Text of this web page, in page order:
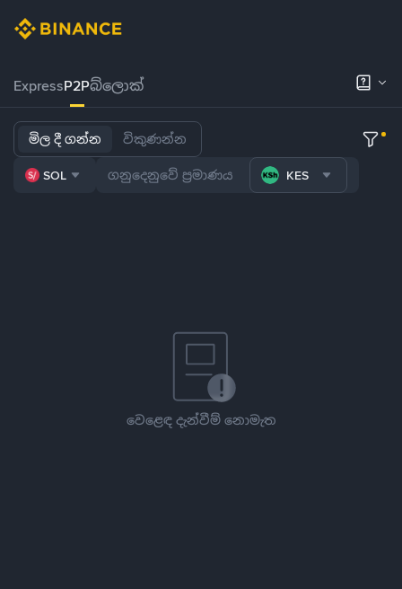
ExpressP2Pබ්ලොක්
මිල දී ගන්න විකුණන්න
SOL KES
වෙළෙඳ දැන්වීම් නොමැත